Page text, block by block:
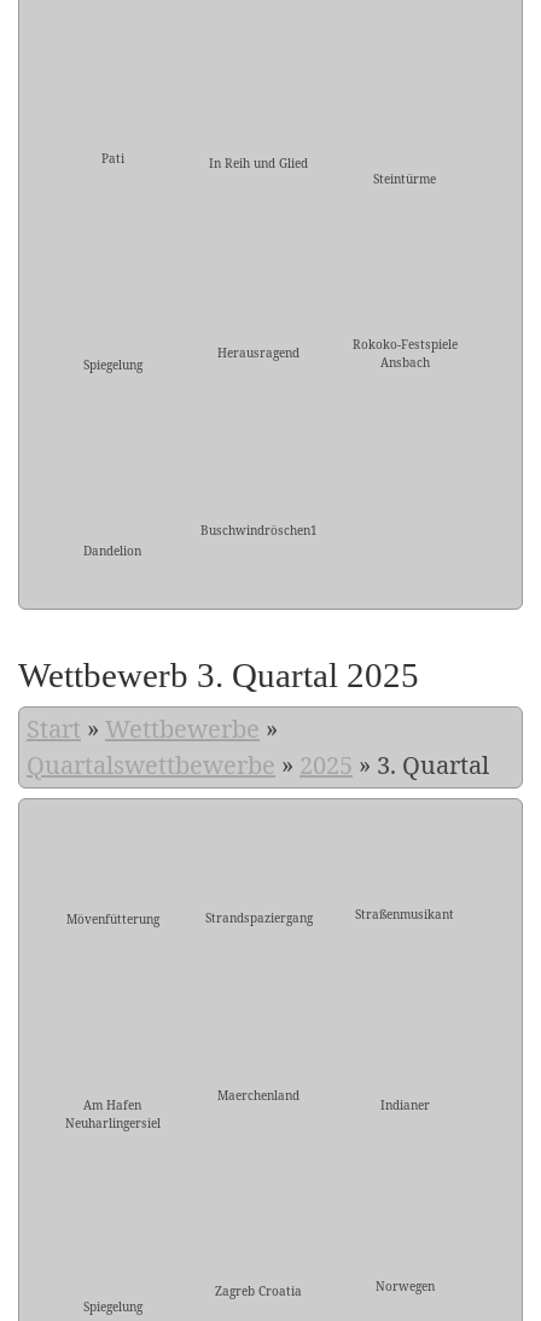
Pati
In Reih und Glied
Steintürme
Spiegelung
Herausragend
Rokoko-Festspiele
Ansbach
Dandelion
Buschwindröschen1
Wettbewerb 3. Quartal 2025
Start » Wettbewerbe »
Quartalswettbewerbe » 2025 » 3. Quartal
Mövenfütterung Strandspaziergang Straßenmusikant
Am Hafen
Neuharlingersiel
Maerchenland
Indianer
Spiegelung
Zagreb Croatia Norwegen